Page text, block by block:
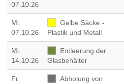
07.10.26
Mi.
07.10.26
Gelbe Säcke -
Plastik und Metall
Mi.
14.10.26
Entleerung der
Glasbehälter
Fr.
Abholung von